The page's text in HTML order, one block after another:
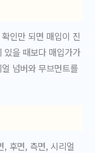
인만 되면 매입이 진
있을 때보다 매입가가
넘버와 무브먼트를
, 후면, 측면, 시리얼